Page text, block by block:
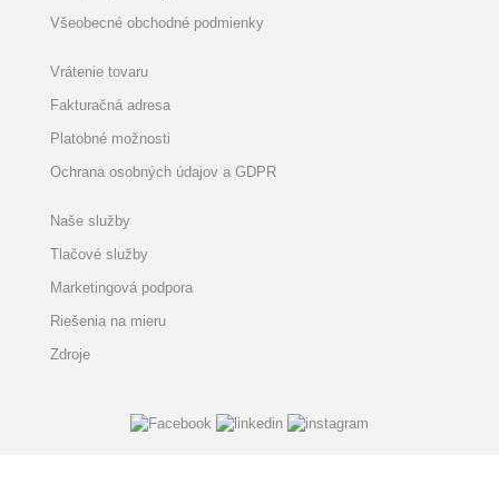
Všeobecné obchodné podmienky
Vrátenie tovaru
Fakturačná adresa
Platobné možnosti
Ochrana osobných údajov a GDPR
Naše služby
Tlačové služby
Marketingová podpora
Riešenia na mieru
Zdroje